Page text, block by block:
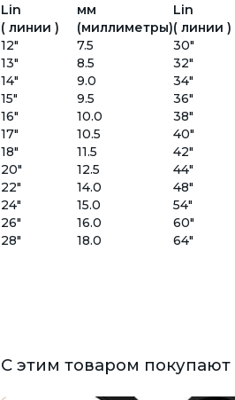
Lin
мм Lin
( линии )
(миллиметры)( линии )
12"
7.5 30"
13"
8.5 32"
14"
9.0 34"
15"
9.5 36"
16"
10.0 38"
17"
10.5 40"
18"
11.5 42"
20"
12.5 44"
22"
14.0 48"
24"
15.0 54"
26"
16.0 60"
28"
18.0 64"
С этим товаром покупают